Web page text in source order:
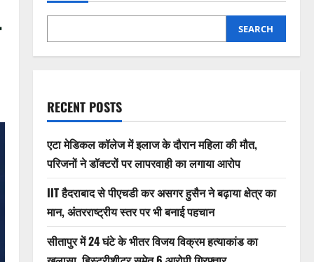
SEARCH
RECENT POSTS
एटा मेडिकल कॉलेज में इलाज के दौरान महिला की मौत,
परिजनों ने डॉक्टरों पर लापरवाही का लगाया आरोप
IIT हैदराबाद से पीएचडी कर असगर हुसैन ने बढ़ाया क्षेत्र का
मान, अंतरराष्ट्रीय स्तर पर भी बनाई पहचान
सीतापुर में 24 घंटे के भीतर विजय विक्रम हत्याकांड का